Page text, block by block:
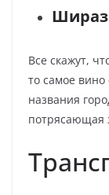
Шираз
Все скажут,
то самое
названия
потрясающая